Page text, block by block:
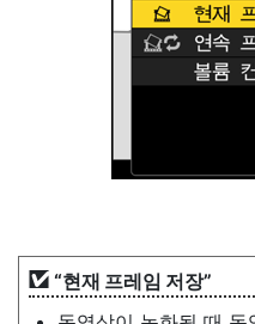
“현재 프레임 저장”